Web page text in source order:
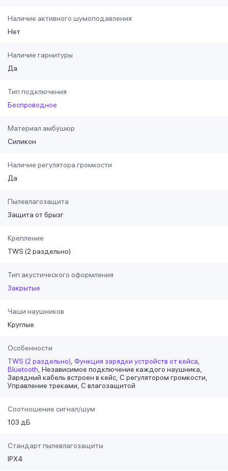
Наличие активного шумоподавления
Нет
Наличие гарнитуры
Да
Тип подключения
Беспроводное
Материал амбушюр
Силикон
Наличие регулятора громкости
Да
Пылевлагозащита
Защита от брызг
Крепление
TWS (2 раздельно)
Тип акустического оформления
Закрытые
Чаши наушников
Круглые
Особенности
TWS (2 раздельно) Функция зарядки устройств от кейса
Bluetooth Независимое подключение каждого наушника
Зарядный кабель встроен в кейс С регулятором громкости
Управление треками С влагозащитой
Соотношение сигнал/шум
103 дБ
Стандарт пылевлагозащиты
IPX4